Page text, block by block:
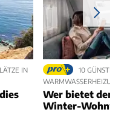
IN
10
WARMWASSERHEIZUNG
Wer bietet den
Winter-